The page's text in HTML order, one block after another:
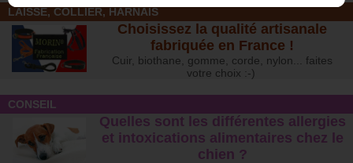
LAISSE, COLLIER, HARNAIS
Choisissez la qualité artisanale
fabriquée en France !
Cuir, biothane, gomme, corde, nylon... faites
votre choix :-)
CONSEIL
Quelles sont les différentes allergies
et intoxications alimentaires chez le
chien ?